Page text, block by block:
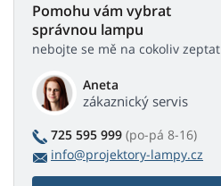
Pomohu vám vybrat
správnou lampu
nebojte se mě na cokoliv zeptat
Aneta
zákaznický servis
725 595 999 (po-pá 8-16)
info@projektory-lampy.cz